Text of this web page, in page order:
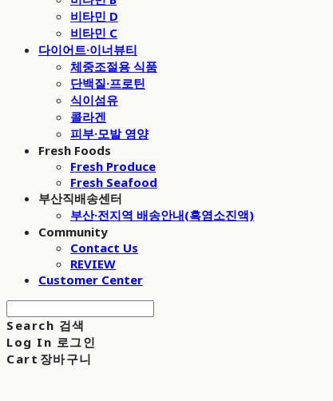
비타민 D
비타민 C
다이어트·이너뷰티
체중조절용 식품
단백질·프로틴
식이섬유
콜라겐
피부·모발 영양
Fresh Foods
Fresh Produce
Fresh Seafood
부산직배송센터
부산·전지역 배송안내(흑염소진액)
Community
Contact Us
REVIEW
Customer Center
Search 검색
Log In 로그인
Cart 장바구니